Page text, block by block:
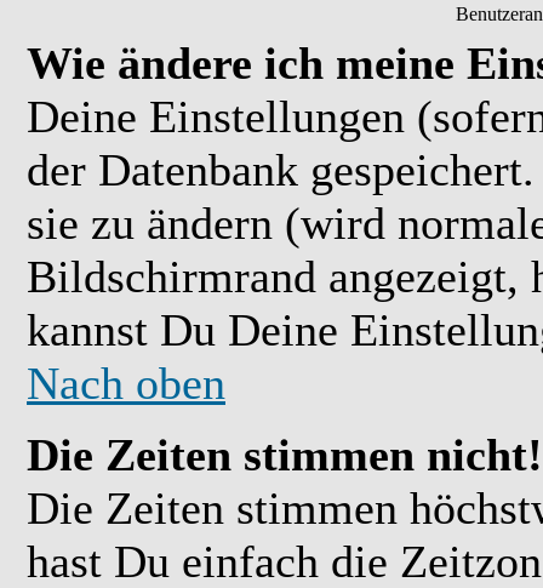
Wie ändere ich meine
Deine Einstellungen
der Datenbank
sie zu ändern (wird
Bildschirmrand angezeigt,
kannst Du Deine
Nach oben
Die Zeiten stimmen nicht!
Die Zeiten stimmen
hast Du einfach die